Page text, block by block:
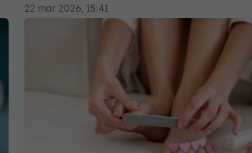
22 mar 2026, 15:41